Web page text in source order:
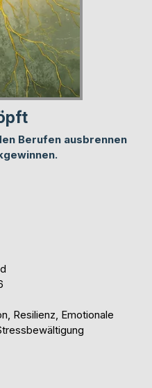
Berufen ausbrennen
Resilienz, Emotionale